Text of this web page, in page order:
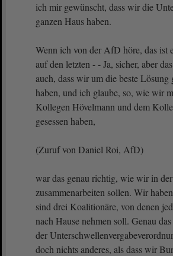
ich mir gewünscht, dass wir die
ganzen Haus haben.
Wenn ich von der AfD höre, das ist
auf den letzten - - Ja, sicher, aber
auch, dass wir um die beste Lösung
haben, und ich glaube, so, wie wir
Kollegen Hövelmann und dem
gesessen haben,
(Zuruf von Daniel Roi, AfD)
war das genau richtig, wie wir in der
zusammenarbeiten sollen. Wir
sind drei Koalitionäre, von denen
nach Hause nehmen soll. Genau
der
doch nichts anderes, als dass wir